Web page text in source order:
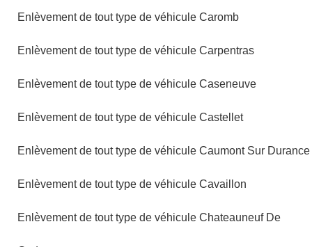
Enlèvement de tout type de véhicule Caromb
Enlèvement de tout type de véhicule Carpentras
Enlèvement de tout type de véhicule Caseneuve
Enlèvement de tout type de véhicule Castellet
Enlèvement de tout type de véhicule Caumont Sur Durance
Enlèvement de tout type de véhicule Cavaillon
Enlèvement de tout type de véhicule Chateauneuf De